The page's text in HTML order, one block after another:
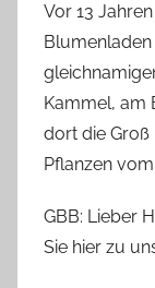
Vor 13
Kammel, am
dort die
Pflanzen
GBB: Lieber
Sie hier zu